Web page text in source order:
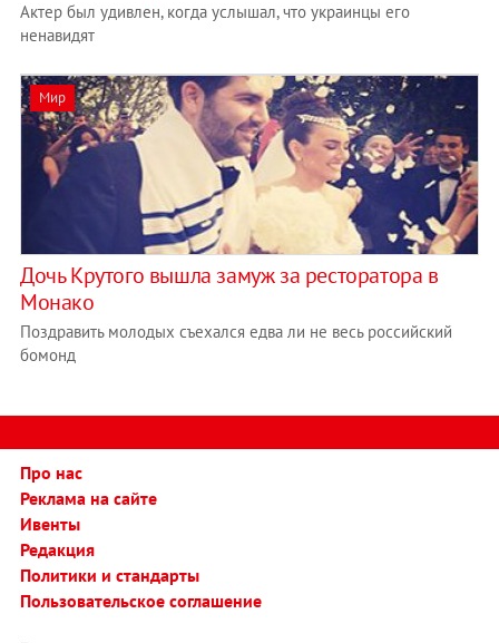
Актер был удивлен, когда услышал, что украинцы его
ненавидят
Мир
Дочь Крутого вышла замуж за ресторатора в
Монако
Поздравить молодых съехался едва ли не весь российский
бомонд
Про нас
Реклама на сайте
Ивенты
Редакция
Политики и стандарты
Пользовательское соглашение